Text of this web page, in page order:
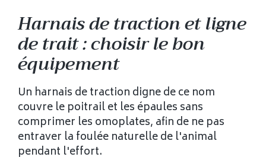
Harnais de traction et ligne
de trait : choisir le bon
équipement
Un harnais de traction digne de ce nom
couvre le poitrail et les épaules sans
comprimer les omoplates, afin de ne pas
entraver la foulée naturelle de l'animal
pendant l'effort.